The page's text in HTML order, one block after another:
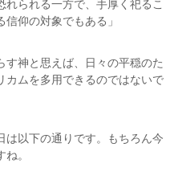
られる一方で、手厚く祀るこ
仰の対象でもある」
す神と思えば、日々の平穏のた
カムを多用できるのではないで
は以下の通りです。もちろん今
。